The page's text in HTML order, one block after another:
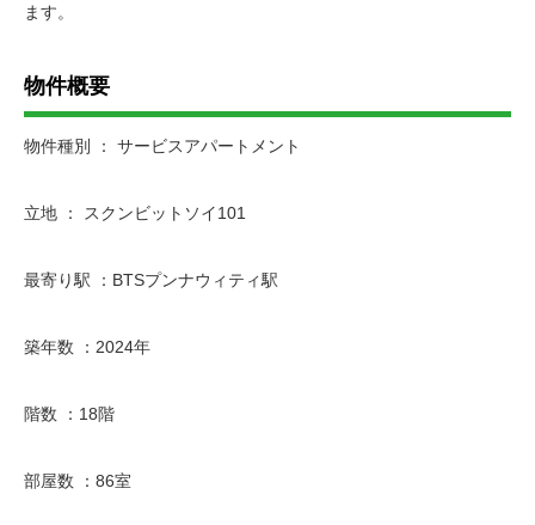
ます。
物件概要
物件種別 ： サービスアパートメント
立地 ： スクンビットソイ101
最寄り駅 ：BTSプンナウィティ駅
築年数 ：2024年
階数 ：18階
部屋数 ：86室